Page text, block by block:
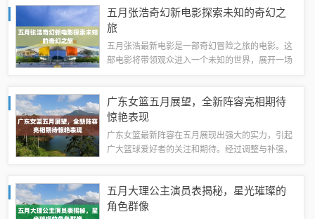
生。演员们的精湛演技为影片增色不少，五...
五月张浩奇幻新电影探索未知的奇幻之
旅
五月张浩最新电影是一部奇幻冒险之旅的电影。这
部电影将带领观众进入一个未知的世界，展开一场
的朋友们，不要错过这场视觉盛宴。这部电影...
广东女篮五月展望，全新阵容亮相期待
惊艳表现
广东女篮最新阵容在五月展现出强大的实力，引起
广大篮球爱好者的关注和期待。经过调整与补强，
表现，期待她们能够在未来的比赛中取得更加优...
五月大理公主演员表揭秘，星光璀璨的
角色群像